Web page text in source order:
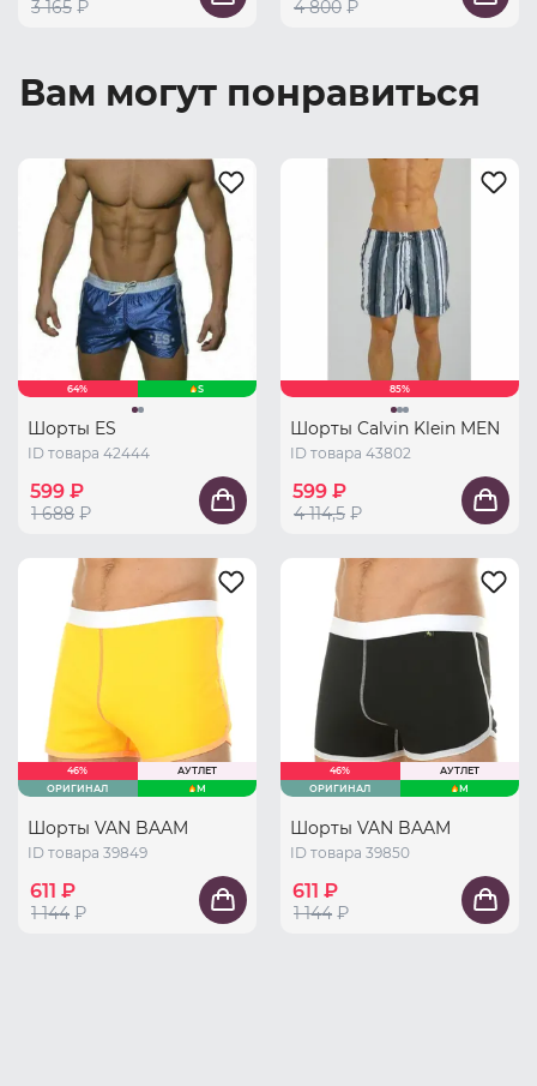
3 165 ₽ 4 800 ₽
Вам могут понравиться
64% S
Шорты ES
ID товара 42444
599 ₽
1 688 ₽
85%
Шорты Calvin Klein MEN
ID товара 43802
599 ₽
4 114,5 ₽
46%
АУТЛЕТ
ОРИГИНАЛ
M
Шорты VAN BAAM
ID товара 39849
611 ₽
1 144 ₽
46%
АУТЛЕТ
ОРИГИНАЛ
M
Шорты VAN BAAM
ID товара 39850
611 ₽
1 144 ₽